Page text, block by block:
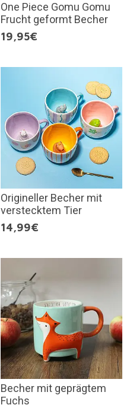
One Piece Gomu Gomu
Frucht geformt Becher
19,95€
Origineller Becher mit
verstecktem Tier
14,99€
Becher mit geprägtem
Fuchs